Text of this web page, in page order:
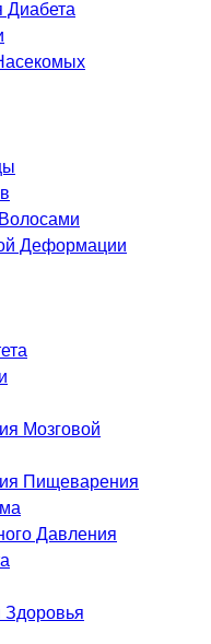
Диабета
Деформации
Мозговой
Пищеварения
Давления